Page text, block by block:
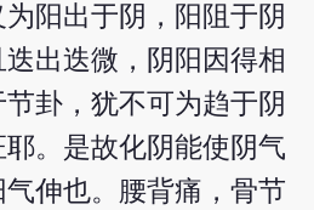
阳出于阴，阳阻于阴
出迭微，阴阳因得相
卦，犹不可为趋于阴
。是故化阴能使阴气
伸也。腰背痛，骨节